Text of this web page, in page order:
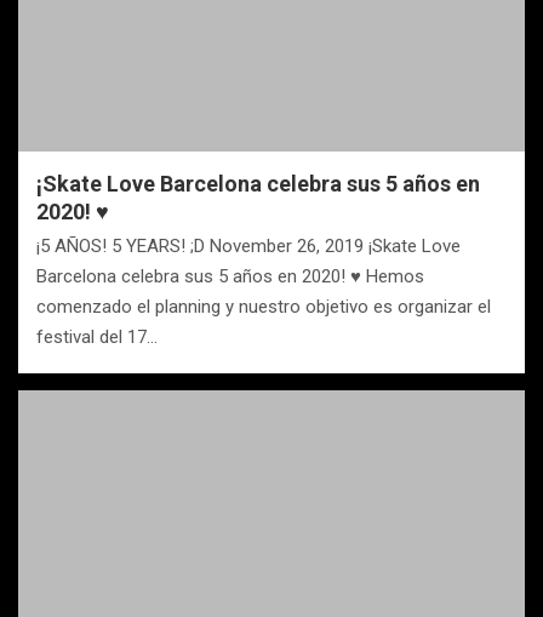
¡Skate Love Barcelona celebra sus 5 años en
2020! ♥
¡5 AÑOS! 5 YEARS! ;D November 26, 2019 ¡Skate Love
Barcelona celebra sus 5 años en 2020! ♥ Hemos
comenzado el planning y nuestro objetivo es organizar el
festival del 17…